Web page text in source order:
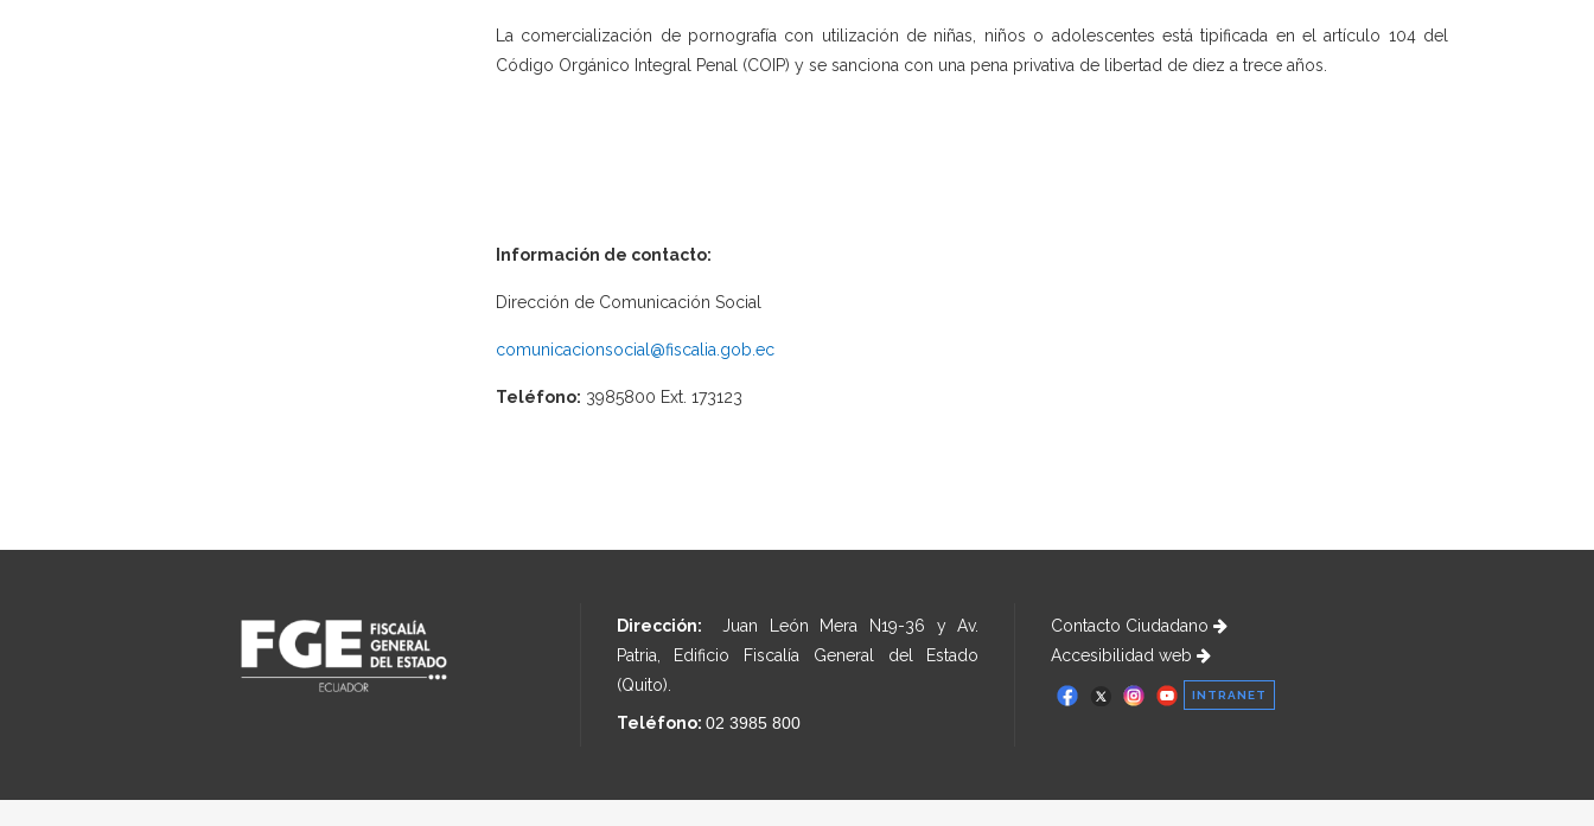
La comercialización de pornografía con utilización de niñas, niños o adolescentes está tipificada en el artículo 104 del
Código Orgánico Integral Penal (COIP) y se sanciona con una pena privativa de libertad de diez a trece años.
Información de contacto:
Dirección de Comunicación Social
comunicacionsocial@fiscalia.gob.ec
Teléfono: 3985800 Ext. 173123
Dirección: Juan León Mera N19-36 y Av.
Patria, Edificio Fiscalía General del Estado
(Quito).
Teléfono: 02 3985 800
Contacto Ciudadano
Accesibilidad web
INTRANET